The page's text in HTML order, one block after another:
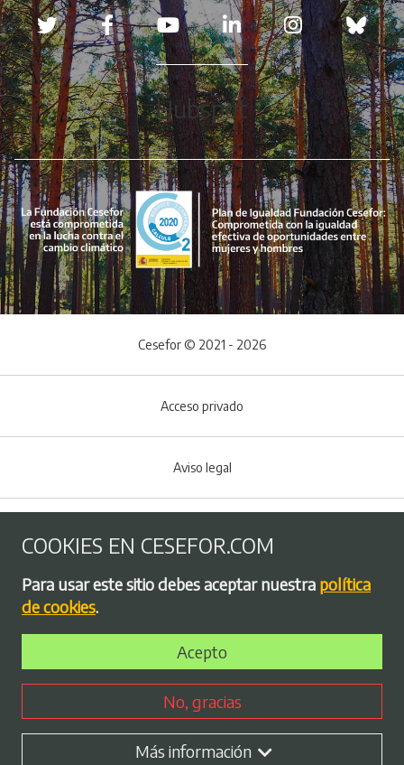
Redes sociales
Hubspot
Menú del pie
Cesefor © 2021 - 2026
Acceso privado
Aviso legal
Política de privacidad
Bolsa de empleo
Perfil contratante
COOKIES EN CESEFOR.COM
Para usar este sitio debes aceptar nuestra política
de cookies.
Acepto
No, gracias
Más información